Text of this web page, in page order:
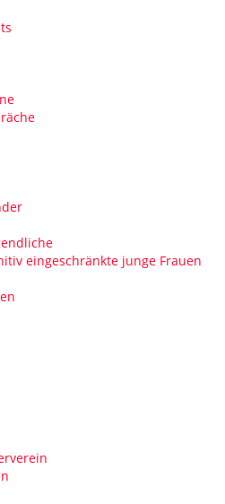
eingeschränkte junge Frauen